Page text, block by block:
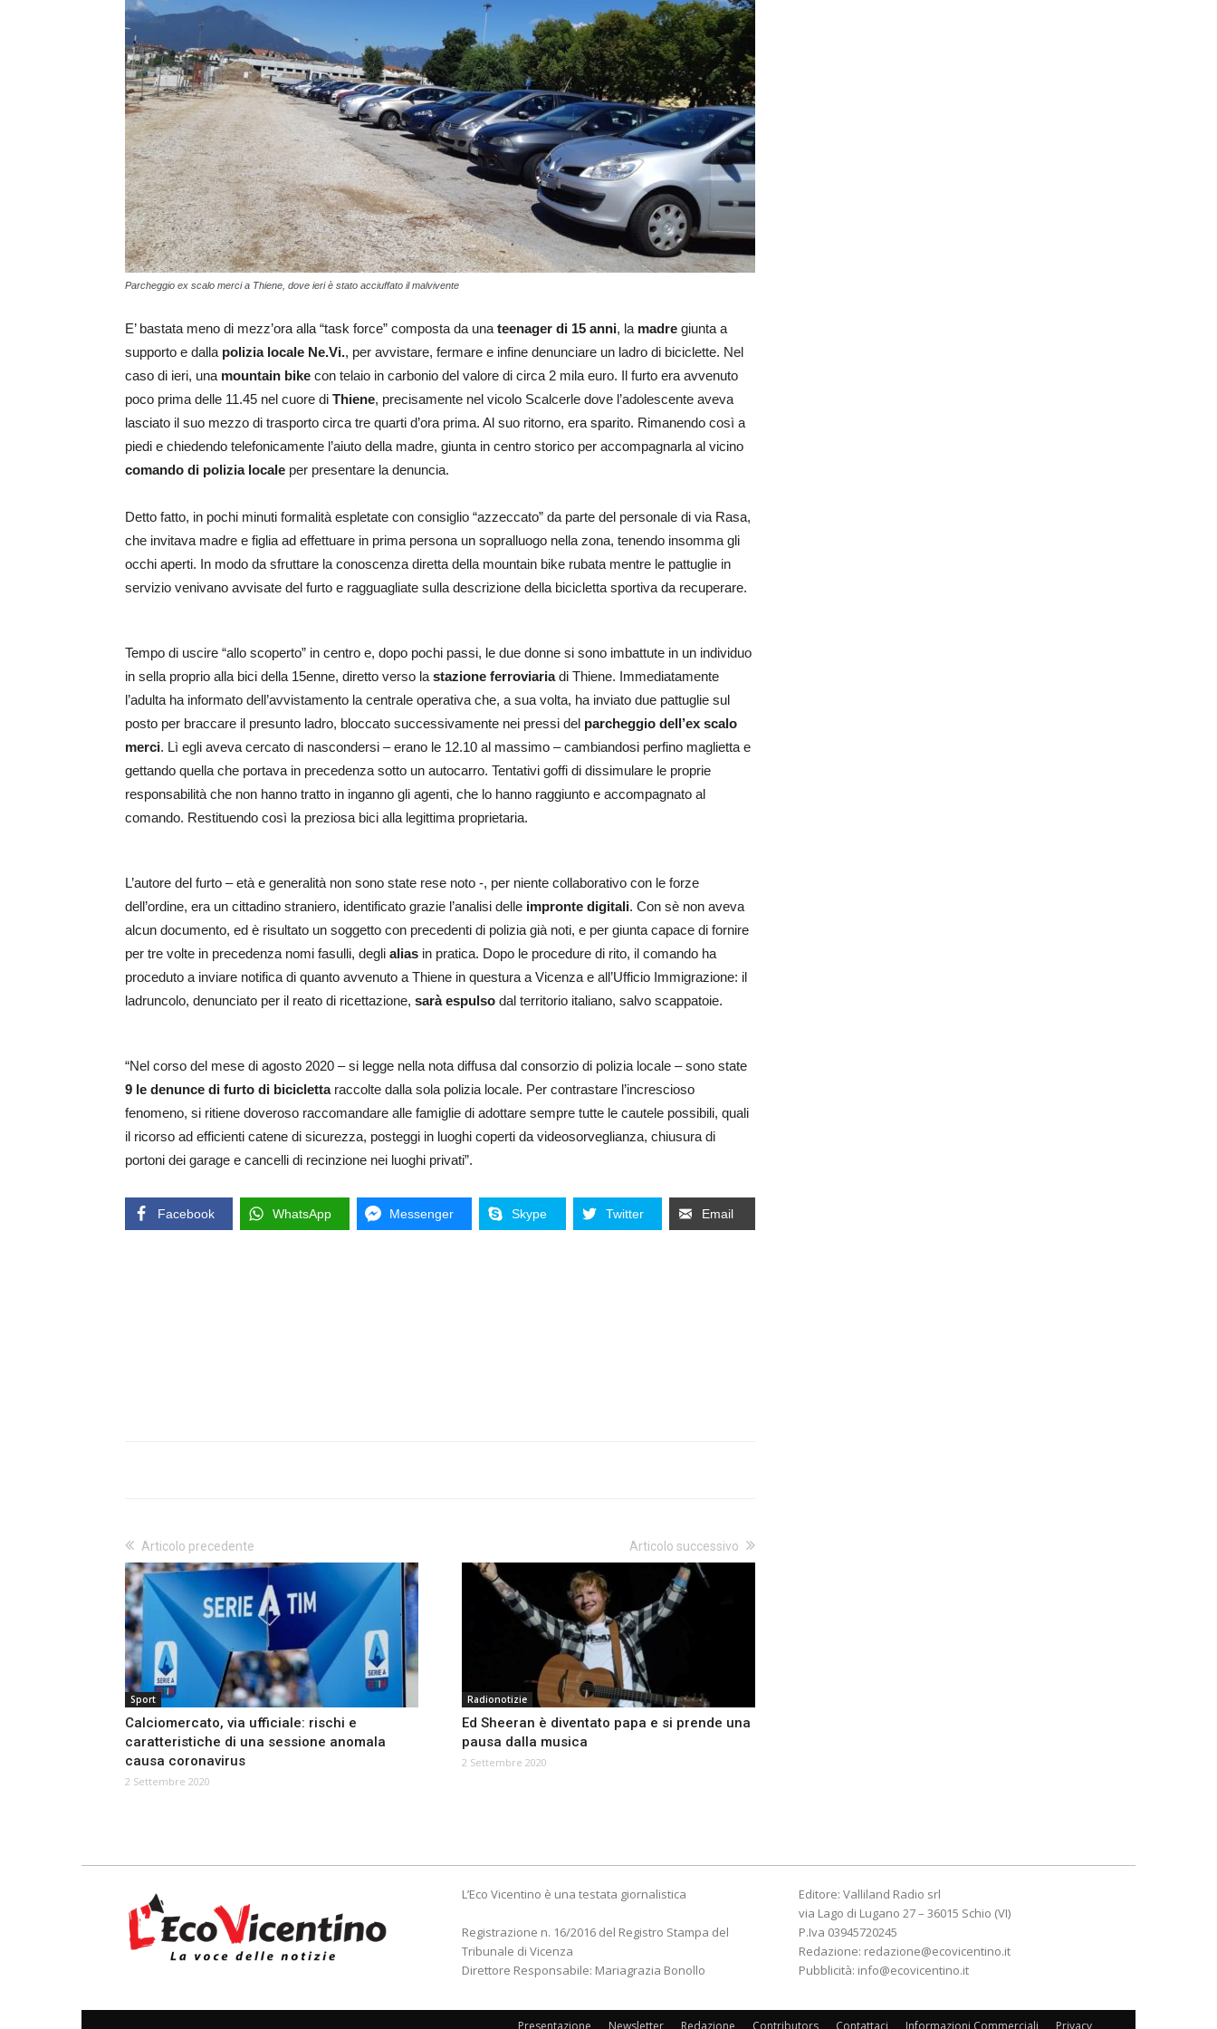
Parcheggio ex scalo merci a Thiene, dove ieri è stato acciuffato il malvivente
E’ bastata meno di mezz’ora alla “task force” composta da una teenager di 15 anni, la madre giunta a
supporto e dalla polizia locale Ne.Vi., per avvistare, fermare e infine denunciare un ladro di biciclette. Nel
caso di ieri, una mountain bike con telaio in carbonio del valore di circa 2 mila euro. Il furto era avvenuto
poco prima delle 11.45 nel cuore di Thiene, precisamente nel vicolo Scalcerle dove l’adolescente aveva
lasciato il suo mezzo di trasporto circa tre quarti d’ora prima. Al suo ritorno, era sparito. Rimanendo così a
piedi e chiedendo telefonicamente l’aiuto della madre, giunta in centro storico per accompagnarla al vicino
comando di polizia locale per presentare la denuncia.
Detto fatto, in pochi minuti formalità espletate con consiglio “azzeccato” da parte del personale di via Rasa,
che invitava madre e figlia ad effettuare in prima persona un sopralluogo nella zona, tenendo insomma gli
occhi aperti. In modo da sfruttare la conoscenza diretta della mountain bike rubata mentre le pattuglie in
servizio venivano avvisate del furto e ragguagliate sulla descrizione della bicicletta sportiva da recuperare.
Tempo di uscire “allo scoperto” in centro e, dopo pochi passi, le due donne si sono imbattute in un individuo
in sella proprio alla bici della 15enne, diretto verso la stazione ferroviariadi Thiene. Immediatamente
l’adulta ha informato dell’avvistamento la centrale operativa che, a sua volta, ha inviato due pattuglie sul
posto per braccare il presunto ladro, bloccato successivamente nei pressi del parcheggio dell’ex scalo
merci. Lì egli aveva cercato di nascondersi – erano le 12.10 al massimo – cambiandosi perfino maglietta e
gettando quella che portava in precedenza sotto un autocarro. Tentativi goffi di dissimulare le proprie
responsabilità che non hanno tratto in inganno gli agenti, che lo hanno raggiunto e accompagnato al
comando. Restituendo così la preziosa bici alla legittima proprietaria.
L’autore del furto – età e generalità non sono state rese noto -, per niente collaborativo con le forze
dell’ordine, era un cittadino straniero, identificato grazie l’analisi delle impronte digitali. Con sè non aveva
alcun documento, ed è risultato un soggetto con precedenti di polizia già noti, e per giunta capace di fornire
per tre volte in precedenza nomi fasulli, degli alias in pratica. Dopo le procedure di rito, il comando ha
proceduto a inviare notifica di quanto avvenuto a Thiene in questura a Vicenza e all’Ufficio Immigrazione: il
ladruncolo, denunciato per il reato di ricettazione, sarà espulso dal territorio italiano, salvo scappatoie.
“Nel corso del mese di agosto 2020 – si legge nella nota diffusa dal consorzio di polizia locale – sono state
9 le denunce di furto di biciclettaraccolte dalla sola polizia locale. Per contrastare l’increscioso
fenomeno, si ritiene doveroso raccomandare alle famiglie di adottare sempre tutte le cautele possibili, quali
il ricorso ad efficienti catene di sicurezza, posteggi in luoghi coperti da videosorveglianza, chiusura di
portoni dei garage e cancelli di recinzione nei luoghi privati”.
Facebook WhatsApp Messenger Skype Twitter Email
Articolo precedente
Sport
Calciomercato, via ufficiale: rischi e
caratteristiche di una sessione anomala
causa coronavirus
2 Settembre 2020
Articolo successivo
Radionotizie
Ed Sheeran è diventato papa e si prende una
pausa dalla musica
2 Settembre 2020
L’Eco Vicentino è una testata giornalistica
Registrazione n. 16/2016 del Registro Stampa del
Tribunale di Vicenza
Direttore Responsabile: Mariagrazia Bonollo
Editore: Valliland Radio srl
via Lago di Lugano 27 – 36015 Schio (VI)
P.Iva 03945720245
Redazione: redazione@ecovicentino.it
Pubblicità: info@ecovicentino.it